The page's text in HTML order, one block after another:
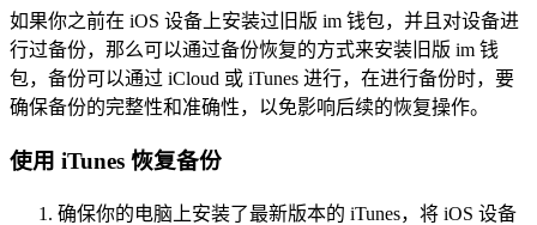
如果你之前在 iOS 设备上安装过旧版 im 钱包，并且对设备进
行过备份，那么可以通过备份恢复的方式来安装旧版 im 钱
包，备份可以通过 iCloud 或 iTunes 进行，在进行备份时，要
确保备份的完整性和准确性，以免影响后续的恢复操作。
使用 iTunes 恢复备份
确保你的电脑上安装了最新版本的 iTunes，将 iOS 设备